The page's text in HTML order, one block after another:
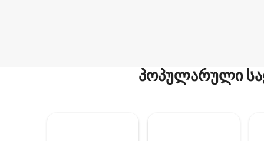
პოპულარული